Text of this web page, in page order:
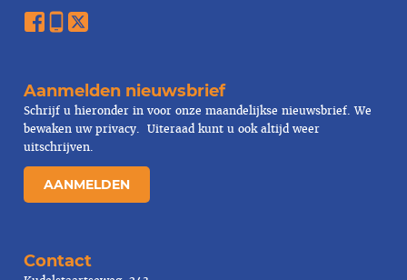
Aanmelden nieuwsbrief
Schrijf u hieronder in voor onze maandelijkse nieuwsbrief. We
bewaken uwprivacy. Uiteraad kunt u ook altijd weer
uitschrijven.
AANMELDEN
Contact